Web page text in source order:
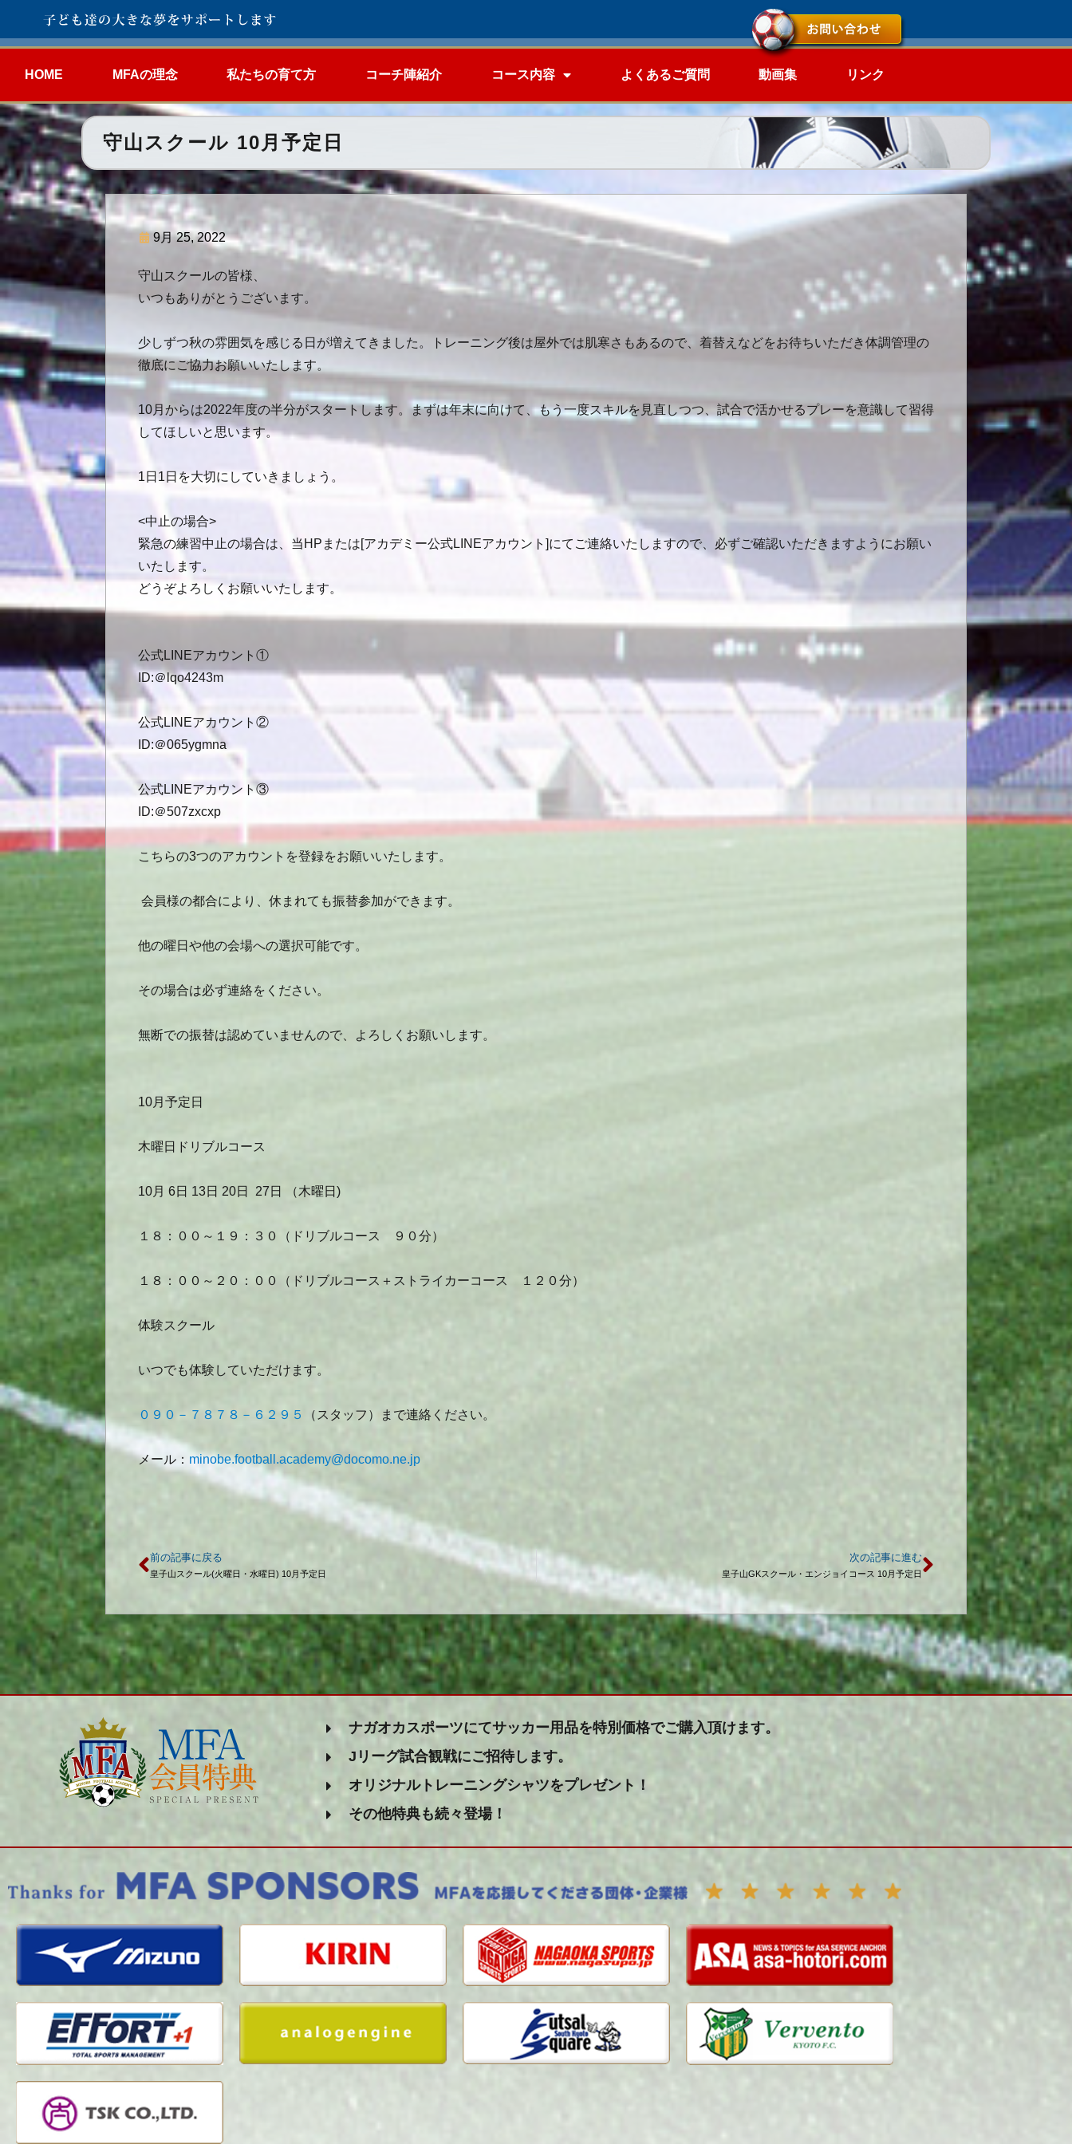
HOME MFAの理念 私たちの育て方 コーチ陣紹介 コース内容 よくあるご質問 動画集 リンク
守山スクール 10月予定日
9月 25, 2022
守山スクールの皆様、
いつもありがとうございます。
少しずつ秋の雰囲気を感じる日が増えてきました。トレーニング後は屋外では肌寒さもあるので、着替えなどをお待ちいただき体調管理の
徹底にご協力お願いいたします。
10月からは2022年度の半分がスタートします。まずは年末に向けて、もう一度スキルを見直しつつ、試合で活かせるプレーを意識して習得
してほしいと思います。
1日1日を大切にしていきましょう。
<中止の場合>
緊急の練習中止の場合は、当HPまたは[アカデミー公式LINEアカウント]にてご連絡いたしますので、必ずご確認いただきますようにお願い
いたします。
どうぞよろしくお願いいたします。
公式LINEアカウント①
ID:＠lqo4243m
公式LINEアカウント②
ID:＠065ygmna
公式LINEアカウント③
ID:＠507zxcxp
こちらの3つのアカウントを登録をお願いいたします。
会員様の都合により、休まれても振替参加ができます。
他の曜日や他の会場への選択可能です。
その場合は必ず連絡をください。
無断での振替は認めていませんので、よろしくお願いします。
10月予定日
木曜日ドリブルコース
10月 6日 13日 20日 27日 （木曜日)
１８：００～１９：３０（ドリブルコース ９０分）
１８：００～２０：００（ドリブルコース＋ストライカーコース １２０分）
体験スクール
いつでも体験していただけます。
０９０－７８７８－６２９５ （スタッフ）まで連絡ください。
メール： minobe.football.academy@docomo.ne.jp
前の記事に戻る
皇子山スクール(火曜日・水曜日) 10月予定日
次の記事に進む
皇子山GKスクール・エンジョイコース 10月予定日
ナガオカスポーツにてサッカー用品を特別価格でご購入頂けます。
Jリーグ試合観戦にご招待します。
オリジナルトレーニングシャツをプレゼント！
その他特典も続々登場！